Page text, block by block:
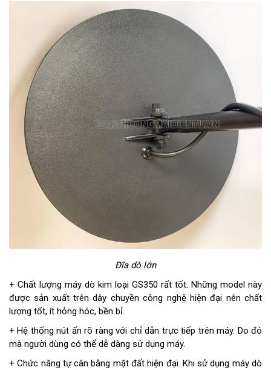
Đĩa dò lớn
+ Chất lượng máy dò kim loại GS350 rất tốt. Những model này
được sản xuất trên dây chuyền công nghệ hiện đại nên chất
lượng tốt, ít hỏng hóc, bền bỉ.
+ Hệ thống nút ấn rõ ràng với chỉ dẫn trực tiếp trên máy. Do đó
mà người dùng có thể dễ dàng sử dụng máy.
+ Chức năng tự cân bằng mặt đất hiện đại. Khi sử dụng máy dò